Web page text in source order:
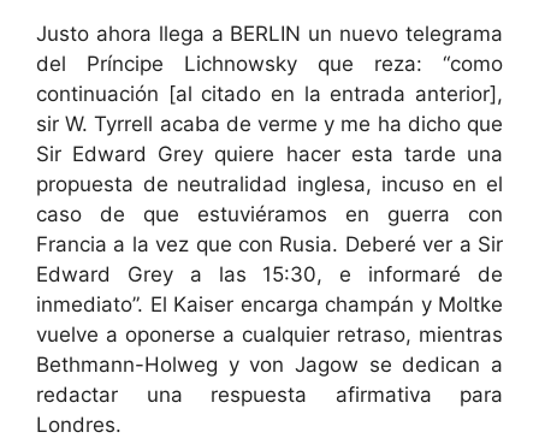
Justo ahora llega a BERLIN un nuevo telegrama
del Príncipe Lichnowsky que reza: “como
continuación [al citado en la entrada anterior],
sir W. Tyrrell acaba de verme y me ha dicho que
Sir Edward Grey quiere hacer esta tarde una
propuesta de neutralidad inglesa, incuso en el
caso de que estuviéramos en guerra con
Francia a la vez que con Rusia. Deberé ver a Sir
Edward Grey a las 15:30, e informaré de
inmediato”. El Kaiser encarga champán y Moltke
vuelve a oponerse a cualquier retraso, mientras
Bethmann-Holweg y von Jagow se dedican a
redactar una respuesta afirmativa para
Londres.